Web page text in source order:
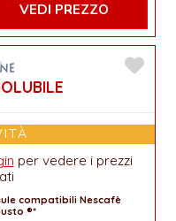
VEDI PREZZO
per vedere i prezzi
compatibili Nescafè
®*